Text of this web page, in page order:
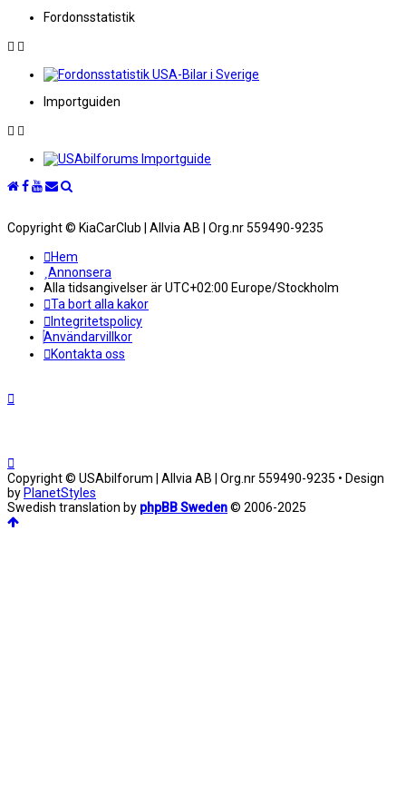
Fordonsstatistik
Importguiden
Copyright © KiaCarClub | Allvia AB | Org.nr 559490-9235
Hem
Annonsera
Alla tidsangivelser är UTC+02:00 Europe/Stockholm
Ta bort alla kakor
Integritetspolicy
Användarvillkor
Kontakta oss
Copyright © USAbilforum | Allvia AB | Org.nr 559490-9235 • Design
by PlanetStyles
Swedish translation by phpBB Sweden© 2006-2025